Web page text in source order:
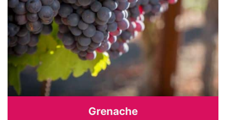
Grenache